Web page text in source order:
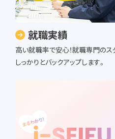
就職実績
高い就職率で安心！就職専門のス
しっかりとバックアップします。